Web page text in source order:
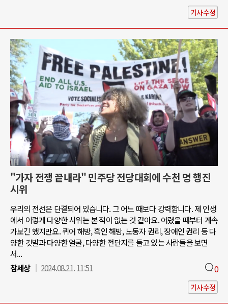
기사수정
"가자 전쟁 끝내라" 민주당 전당대회에 수천 명 행진
시위
우리의 전선은 단결되어 있습니다. 그 어느 때보다 강력합니다. 제 인생
에서 이렇게 다양한 시위는 본 적이 없는 것 같아요. 어렸을 때부터 계속
가보긴 했지만요. 퀴어 해방, 흑인 해방, 노동자 권리, 장애인 권리 등 다
양한 깃발과 다양한 얼굴, 다양한 전단지를 들고 있는 사람들을 보면
서...
참세상
2024.08.21. 11:51 0
기사수정